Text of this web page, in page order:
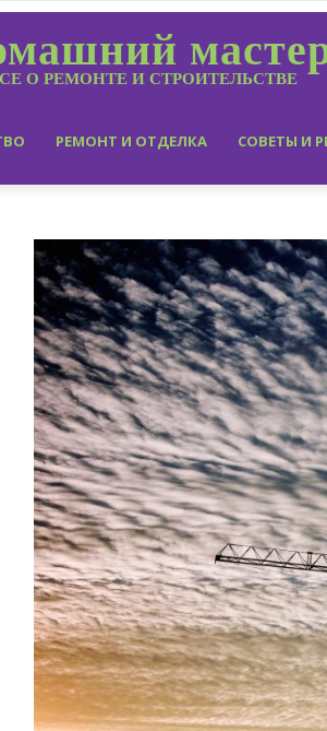
О РЕМОНТЕ И СТРОИТЕЛЬСТВЕ
РЕМОНТ И ОТДЕЛКА СОВЕТЫ И